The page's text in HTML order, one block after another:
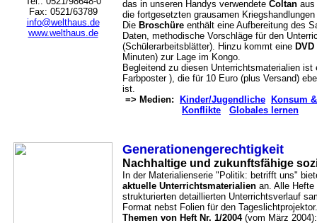
Fax: 0521/63789
info@welthaus.de
www.welthaus.de
das in unseren Handys verwendete Coltan aus
die fortgesetzten grausamen
Die Broschüre enthält eine Aufbereitung des
Daten, methodische Vorschläge für den
(Schülerarbeitsblätter). Hinzu kommt eine DVD
Minuten) zur Lage im Kongo.
Begleitend zu diesen Unterrichtsmaterialien
Farbposter ), die für 10 Euro (plus Versand)
ist.
=> Medien:
Kinder/Jugendliche
Konsum
Konflikte
Globales lernen
Generationengerechtigkeit
Nachhaltige und zukunftsfähige
In der Materialienserie "Politik: betrifft uns"
aktuelle Unterrichtsmaterialien an. Alle Hefte
strukturierten detaillierten Unterrichtsverlauf
Format nebst Folien für den Tageslichtprojektor.
Themen von Heft Nr. 1/2004(vom März 2004):